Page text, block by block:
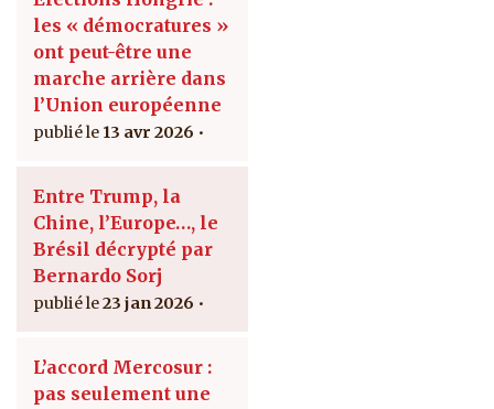
les « démocratures »
ont peut-être une
marche arrière dans
l’Union européenne
13 avr 2026
Entre Trump, la
Chine, l’Europe…, le
Brésil décrypté par
Bernardo Sorj
23 jan 2026
L’accord Mercosur :
pas seulement une